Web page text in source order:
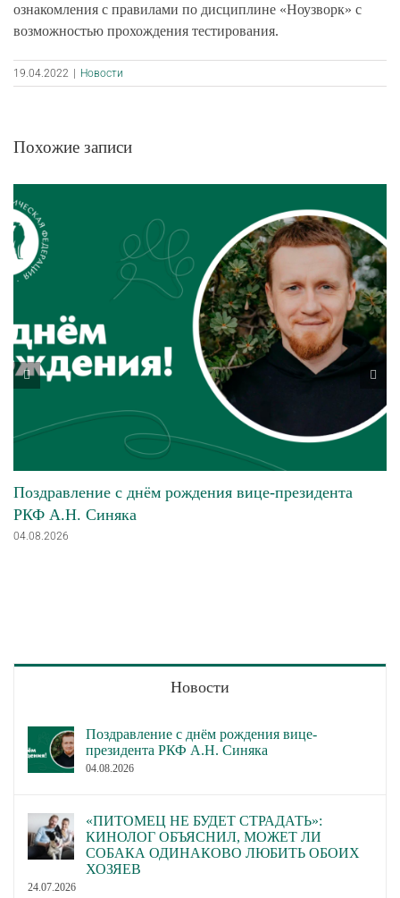
ознакомления с правилами по дисциплине «Ноузворк» с
возможностью прохождения тестирования.
19.04.2022 Новости
Похожие записи
Поздравление с днём рождения вице-президента
РКФ А.Н. Синяка
04.08.2026
Новости
Поздравление с днём рождения вице-
президента РКФ А.Н. Синяка
04.08.2026
«ПИТОМЕЦ НЕ БУДЕТ СТРАДАТЬ»:
КИНОЛОГ ОБЪЯСНИЛ, МОЖЕТ ЛИ
СОБАКА ОДИНАКОВО ЛЮБИТЬ ОБОИХ
ХОЗЯЕВ
24.07.2026